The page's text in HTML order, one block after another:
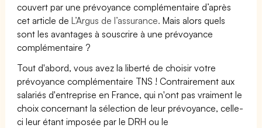
couvert par une prévoyance complémentaire d’après
cet article deL’Argus de l’assurance. Mais alors quels
sont les avantages à souscrire à une prévoyance
complémentaire ?
Tout d'abord, vous avez la liberté de choisir votre
prévoyance complémentaire TNS ! Contrairement aux
salariés d'entreprise en France, qui n'ont pas vraiment le
choix concernant la sélection de leur prévoyance, celle-
ci leur étant imposée par le DRH ou le